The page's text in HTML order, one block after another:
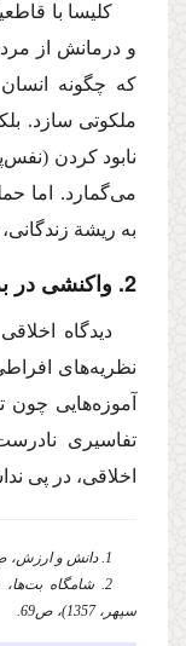
كلیسا با
و درمانش از
كه چگونه
ملكوتی سازد.
نابود كردن
می‌گمارد. اما
به ریشة
2. واكنشی در برابر اخلاق مسیحی:
‌دیدگاه
نظریه‌های
آموزه‌هایی چون
تفاسیری
اخلاقی، در پی
1. دانش و ارزش، ص30؛ به نقل از Hitlers Table Talk
2. شامگاه بت‌ها، فردریش
سپهر، 1357)، ص69.